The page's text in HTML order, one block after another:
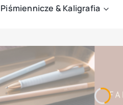
Piśmiennicze & Kaligrafia